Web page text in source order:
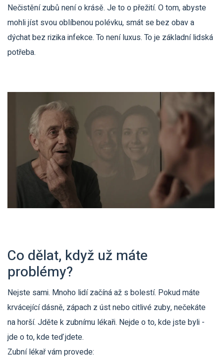
Nečistění zubů není o krásě. Je to o přežití. O tom, abyste
mohli jíst svou oblíbenou polévku, smát se bez obav a
dýchat bez rizika infekce. To není luxus. To je základní lidská
potřeba.
Co dělat, když už máte
problémy?
Nejste sami. Mnoho lidí začíná až s bolestí. Pokud máte
krvácející dásně, zápach z úst nebo citlivé zuby, nečekáte
na horší. Jděte k zubnímu lékaři. Nejde o to, kde jste byli -
jde o to, kde teď jdete.
Zubní lékař vám provede: